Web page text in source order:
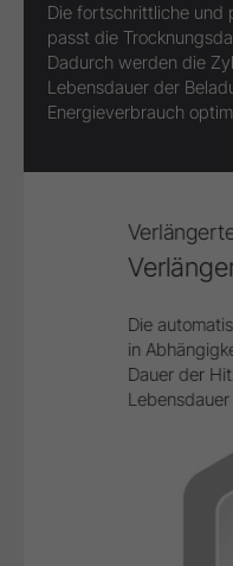
Die fortschrittliche und
passt die
Dadurch werden die
Lebensdauer der
Energieverbrauch
Verlängerte
Verlängerte
Die automatische
in Abhängigkeit
Dauer der
Lebensdauer Ihrer